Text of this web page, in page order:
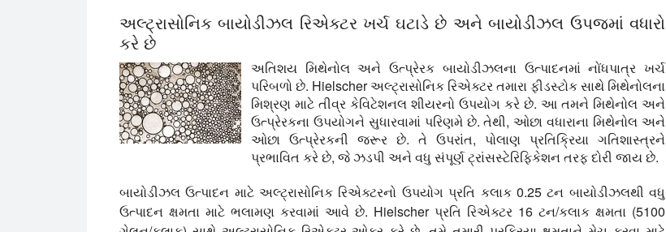
અલ્ટ્રાસોનિક બાયોડીઝલ રિએક્ટર ખર્ચ ઘટાડે છે અને બાયોડીઝલ ઉપજમાં વધારો
કરે છે
અતિશય મિથેનોલ અને ઉત્પ્રેરક બાયોડીઝલના ઉત્પાદનમાં નોંધપાત્ર ખર્ચ
પરિબળો છે. Hielscher અલ્ટ્રાસોનિક રિએક્ટર તમારા ફીડસ્ટોક સાથે મિથેનોલના
મિશ્રણ માટે તીવ્ર કેવિટેશનલ શીયરનો ઉપયોગ કરે છે. આ તમને મિથેનોલ અને
ઉત્પ્રેરકના ઉપયોગને સુધારવામાં પરિણમે છે. તેથી, ઓછા વધારાના મિથેનોલ અને
ઓછા ઉત્પ્રેરકની જરૂર છે. તે ઉપરાંત, પોલાણ પ્રતિક્રિયા ગતિશાસ્ત્રને
પ્રભાવિત કરે છે, જે ઝડપી અને વધુ સંપૂર્ણ ટ્રાંસસ્ટેરિફિકેશન તરફ દોરી જાય છે.
બાયોડીઝલ ઉત્પાદન માટે અલ્ટ્રાસોનિક રિએક્ટરનો ઉપયોગ પ્રતિ કલાક 0.25 ટન બાયોડીઝલથી વધુ
ઉત્પાદન ક્ષમતા માટે ભલામણ કરવામાં આવે છે. Hielscher પ્રતિ રિએક્ટર 16 ટન/કલાક ક્ષમતા (5100